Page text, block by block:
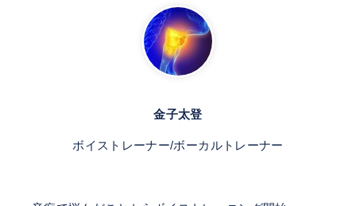
金子太登
ボイストレーナー/ボーカルトレーナー